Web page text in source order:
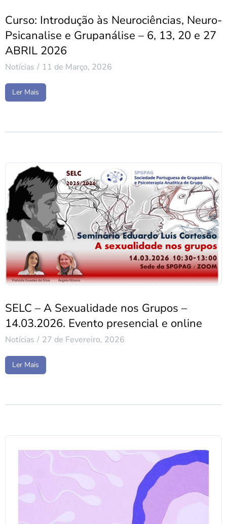
Curso: Introdução às Neurociências, Neuro-
Psicanalise e Grupanálise – 6, 13, 20 e 27
ABRIL 2026
Notícias 11 de Março, 2026
Ler Mais
SELC – A Sexualidade nos Grupos –
14.03.2026. Evento presencial e online
Notícias 27 de Fevereiro, 2026
Ler Mais